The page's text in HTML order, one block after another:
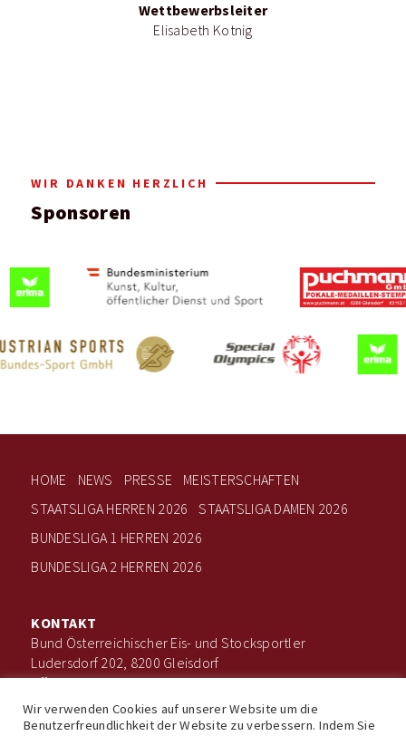
Wettbewerbsleiter
Elisabeth Kotnig
WIR DANKEN HERZLICH
Sponsoren
HOME NEWS PRESSE
MEISTERSCHAFTEN
STAATSLIGA HERREN 2026
STAATSLIGA DAMEN 2026
BUNDESLIGA 1 HERREN 2026
BUNDESLIGA 2 HERREN 2026
KONTAKT
Bund Österreichischer Eis- und Stocksportler
Ludersdorf 202, 8200 Gleisdorf
office@boee.at
+43 660 506 7203
Wir verwenden Cookies auf unserer Website um die
Benutzerfreundlichkeit der Website zu verbessern. Indem Sie